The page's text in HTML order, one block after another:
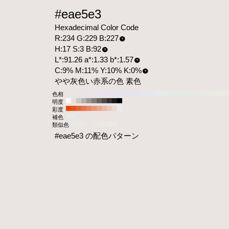
#eae5e3
Hexadecimal Color Code
R:234 G:229 B:227
H:17 S:3 B:92
L*:91.26 a*:1.33 b*:1.57
C:9% M:11% Y:10% K:0%
やや灰色い赤系の色 素色
色相
明度
彩度
補色
類似色
#eae5e3 の配色パターン